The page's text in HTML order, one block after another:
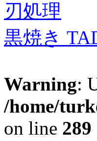
刃処理
黒焼き
Warning:
/home/
on line 289